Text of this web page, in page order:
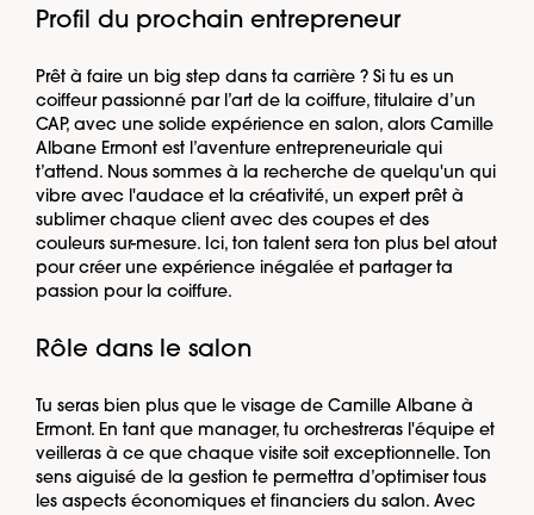
Profil du prochain entrepreneur
Prêt à faire un big step dans ta carrière ? Si tu es un
coiffeur passionné par l’art de la coiffure, titulaire d’un
CAP, avec une solide expérience en salon, alors Camille
Albane Ermont est l’aventure entrepreneuriale qui
t’attend. Nous sommes à la recherche de quelqu'un qui
vibre avec l'audace et la créativité, un expert prêt à
sublimer chaque client avec des coupes et des
couleurs sur-mesure. Ici, ton talent sera ton plus bel atout
pour créer une expérience inégalée et partager ta
passion pour la coiffure.
Rôle dans le salon
Tu seras bien plus que le visage de Camille Albane à
Ermont. En tant que manager, tu orchestreras l'équipe et
veilleras à ce que chaque visite soit exceptionnelle. Ton
sens aiguisé de la gestion te permettra d’optimiser tous
les aspects économiques et financiers du salon. Avec